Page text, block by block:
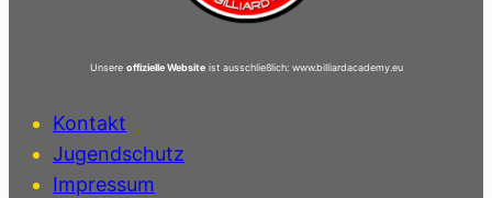
Unsere offizielle Websiteist ausschließlich: www.billiardacademy.eu
Kontakt
Jugendschutz
Impressum